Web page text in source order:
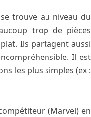
trouve au niveau du
trop de pièces
Ils partagent aussi
Il est
les plus simples (ex :
(Marvel) en